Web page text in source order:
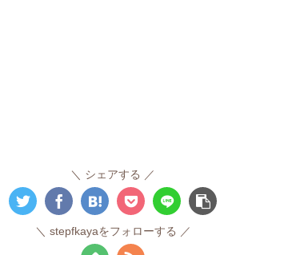
シェアする
stepfkayaをフォローする